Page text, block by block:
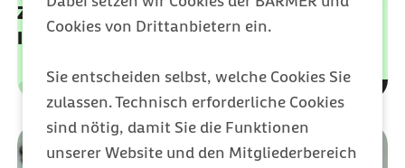
Cookies von Drittanbietern ein.
Sie entscheiden selbst, welche Cookies Sie
zulassen. Technisch erforderliche Cookies
sind nötig, damit Sie die Funktionen
unserer Website und den Mitgliederbereich
Zusammen kochen & backen: So machen Sie
Ihre Küche kindgerecht
Kategorie